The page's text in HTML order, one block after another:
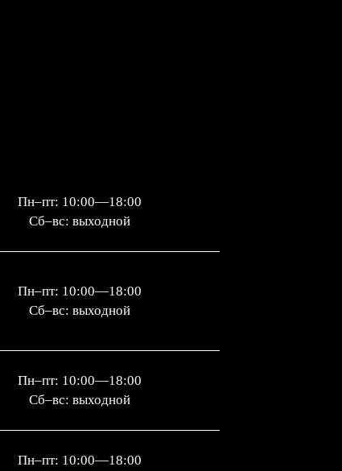
Пн–пт: 10:00—18:00
Сб–вс: выходной
Пн–пт: 10:00—18:00
Сб–вс: выходной
Пн–пт: 10:00—18:00
Сб–вс: выходной
Пн–пт: 10:00—18:00